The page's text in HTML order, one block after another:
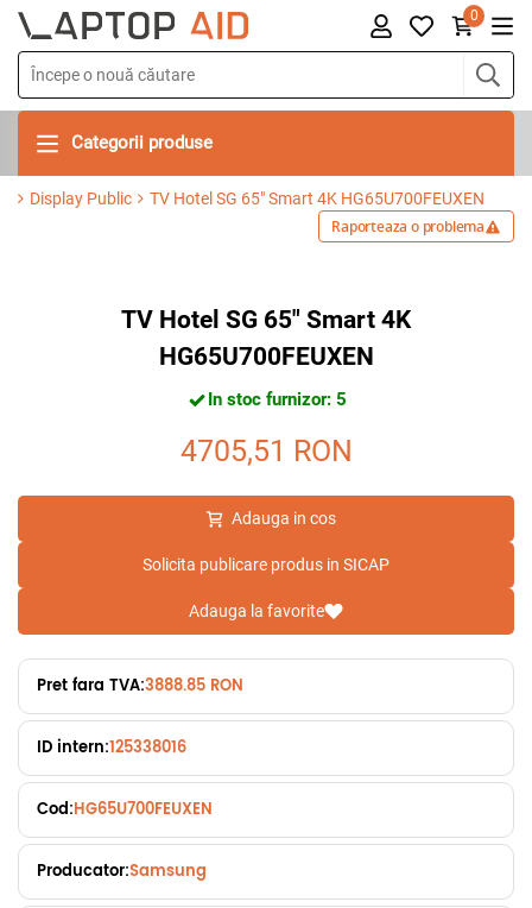
0
Categorii produse
Display Public TV Hotel SG 65" Smart 4K HG65U700FEUXEN
Raporteaza o problema
TV Hotel SG 65" Smart 4K
HG65U700FEUXEN
In stoc furnizor: 5
4705,51 RON
Adauga in cos
Solicita publicare produs in SICAP
Adauga la favorite
Pret fara TVA:3888.85 RON
ID intern:125338016
Cod:HG65U700FEUXEN
Producator:Samsung